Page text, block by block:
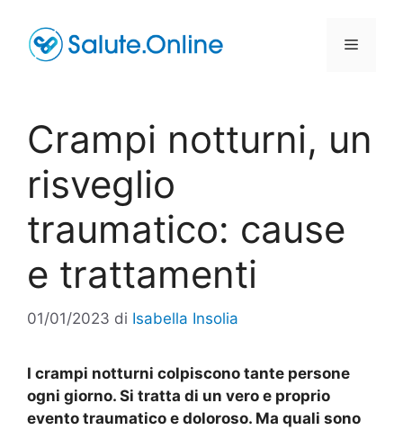
contenuto
Menu
Crampi notturni, un
risveglio
traumatico: cause
e trattamenti
01/01/2023 di Isabella Insolia
I crampi notturni colpiscono tante persone
ogni giorno. Si tratta di un vero e proprio
evento traumatico e doloroso. Ma quali sono